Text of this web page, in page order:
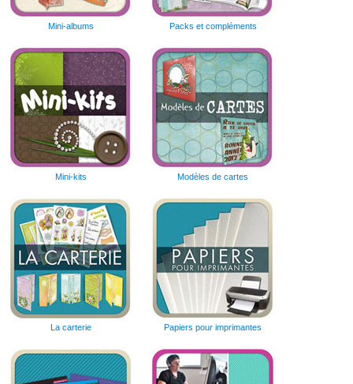
Mini-albums Packs et compléments
Mini-kits Modèles de cartes
La carterie Papiers pour imprimantes